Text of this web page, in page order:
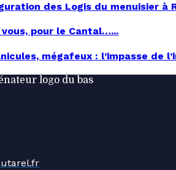
des Logis du menuisier à
vous, pour le Cantal…...
mégafeux : l’impasse de